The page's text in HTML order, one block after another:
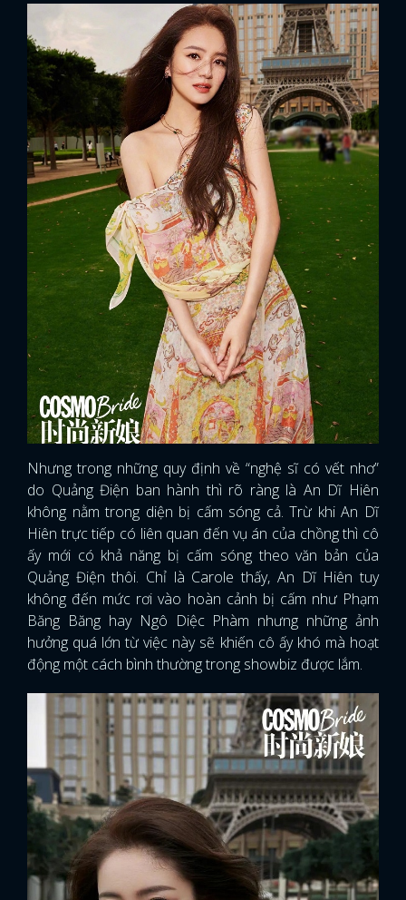
Nhưng trong những quy định về “nghệ sĩ có vết nhơ”
do Quảng Điện ban hành thì rõ ràng là An Dĩ Hiên
không nằm trong diện bị cấm sóng cả. Trừ khi An Dĩ
Hiên trực tiếp có liên quan đến vụ án của chồng thì cô
ấy mới có khả năng bị cấm sóng theo văn bản của
Quảng Điện thôi. Chỉ là Carole thấy, An Dĩ Hiên tuy
không đến mức rơi vào hoàn cảnh bị cấm như Phạm
Băng Băng hay Ngô Diệc Phàm nhưng những ảnh
hưởng quá lớn từ việc này sẽ khiến cô ấy khó mà hoạt
động một cách bình thường trong showbiz được lắm.